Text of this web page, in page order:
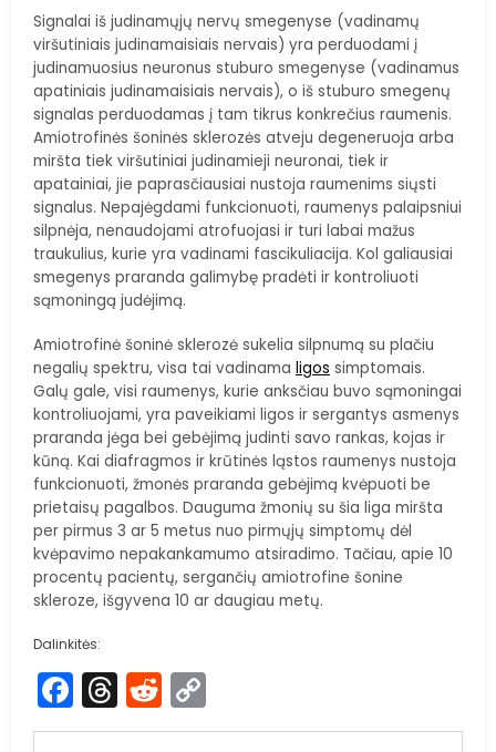
Signalai iš judinamųjų nervų smegenyse (vadinamų
viršutiniais judinamaisiais nervais) yra perduodami į
judinamuosius neuronus stuburo smegenyse (vadinamus
apatiniais judinamaisiais nervais), o iš stuburo smegenų
signalas perduodamas į tam tikrus konkrečius raumenis.
Amiotrofinės šoninės sklerozės atveju degeneruoja arba
miršta tiek viršutiniai judinamieji neuronai, tiek ir
apatainiai, jie paprasčiausiai nustoja raumenims siųsti
signalus. Nepajėgdami funkcionuoti, raumenys palaipsniui
silpnėja, nenaudojami atrofuojasi ir turi labai mažus
traukulius, kurie yra vadinami fascikuliacija. Kol galiausiai
smegenys praranda galimybę pradėti ir kontroliuoti
sąmoningą judėjimą.
Amiotrofinė šoninė sklerozė sukelia silpnumą su plačiu
negalių spektru, visa tai vadinama ligos simptomais.
Galų gale, visi raumenys, kurie anksčiau buvo sąmoningai
kontroliuojami, yra paveikiami ligos ir sergantys asmenys
praranda jėga bei gebėjimą judinti savo rankas, kojas ir
kūną. Kai diafragmos ir krūtinės ląstos raumenys nustoja
funkcionuoti, žmonės praranda gebėjimą kvėpuoti be
prietaisų pagalbos. Dauguma žmonių su šia liga miršta
per pirmus 3 ar 5 metus nuo pirmųjų simptomų dėl
kvėpavimo nepakankamumo atsiradimo. Tačiau, apie 10
procentų pacientų, sergančių amiotrofine šonine
skleroze, išgyvena 10 ar daugiau metų.
Dalinkitės:
Facebook
Threads
Reddit
Link